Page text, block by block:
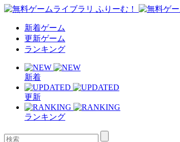
新着ゲーム
更新ゲーム
ランキング
新着
更新
ランキング